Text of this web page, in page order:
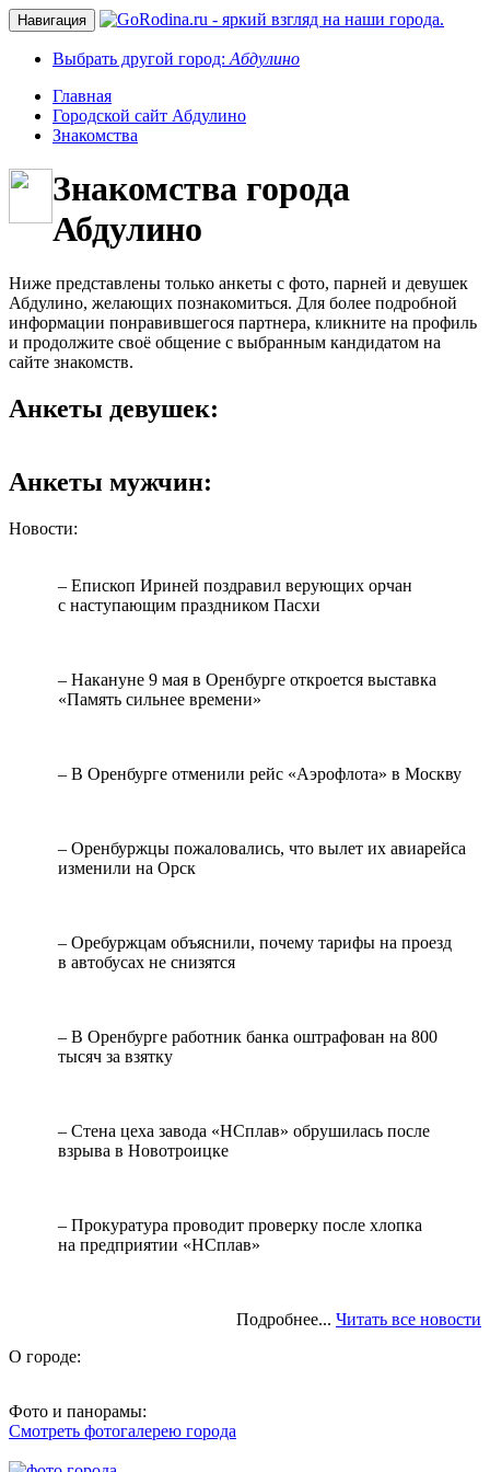
Навигация
Выбрать другой город: Абдулино
Главная
Городской сайт Абдулино
Знакомства
Знакомства города
Абдулино
Ниже представлены только анкеты с фото, парней и девушек
Абдулино, желающих познакомиться. Для более подробной
информации понравившегося партнера, кликните на профиль
и продолжите своё общение с выбранным кандидатом на
сайте знакомств.
Анкеты девушек:
Анкеты мужчин:
Новости:
– Епископ Ириней поздравил верующих орчан
с наступающим праздником Пасхи
– Накануне 9 мая в Оренбурге откроется выставка
«Память сильнее времени»
– В Оренбурге отменили рейс «Аэрофлота» в Москву
– Оренбуржцы пожаловались, что вылет их авиарейса
изменили на Орск
– Оребуржцам объяснили, почему тарифы на проезд
в автобусах не снизятся
– В Оренбурге работник банка оштрафован на 800
тысяч за взятку
– Стена цеха завода «НСплав» обрушилась после
взрыва в Новотроицке
– Прокуратура проводит проверку после хлопка
на предприятии «НСплав»
Подробнее... Читать все новости
О городе:
Фото и панорамы:
Смотреть фотогалерею города